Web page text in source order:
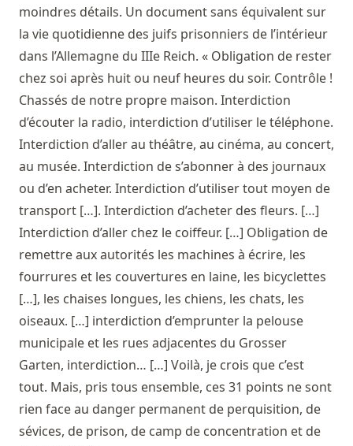
moindres détails. Un document sans équivalent sur
la vie quotidienne des juifs prisonniers de l’intérieur
dans l’Allemagne du IIIe Reich. « Obligation de rester
chez soi après huit ou neuf heures du soir. Contrôle !
Chassés de notre propre maison. Interdiction
d’écouter la radio, interdiction d’utiliser le téléphone.
Interdiction d’aller au théâtre, au cinéma, au concert,
au musée. Interdiction de s’abonner à des journaux
ou d’en acheter. Interdiction d’utiliser tout moyen de
transport […]. Interdiction d’acheter des fleurs. […]
Interdiction d’aller chez le coiffeur. […] Obligation de
remettre aux autorités les machines à écrire, les
fourrures et les couvertures en laine, les bicyclettes
[…], les chaises longues, les chiens, les chats, les
oiseaux. […] interdiction d’emprunter la pelouse
municipale et les rues adjacentes du Grosser
Garten, interdiction… […] Voilà, je crois que c’est
tout. Mais, pris tous ensemble, ces 31 points ne sont
rien face au danger permanent de perquisition, de
sévices, de prison, de camp de concentration et de